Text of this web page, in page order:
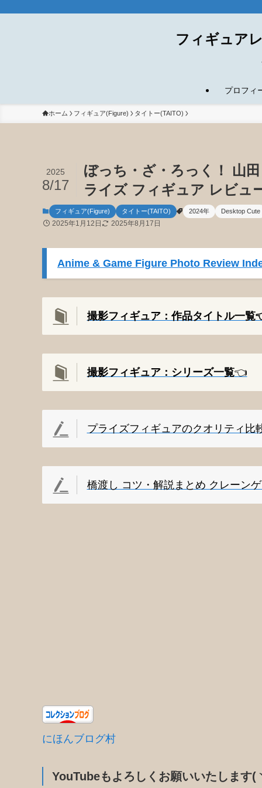
フィギュア
プロフィ
ホーム フィギュア(Figure) タイトー(TAITO)
ぼっち・ざ・ろっく！ 山
ライズ フィギュア レビュ
2025
8/17
フィギュア(Figure) タイトー(TAITO) 2024年 Desktop Cute
2025年1月12日 2025年8月17日
Anime & Game Figure Photo Review
撮影フィギュア：作品タイトル一覧
撮影フィギュア：シリーズ一覧👈️
プライズフィギュアのクオリティ比
橋渡し コツ・解説まとめ クレーン
にほんブログ村
YouTubeもよろしくお願いいたします(